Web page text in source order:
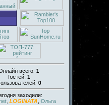
всего: 1
Гостей: 1
0
заходили:
, LOGINATA Ольга